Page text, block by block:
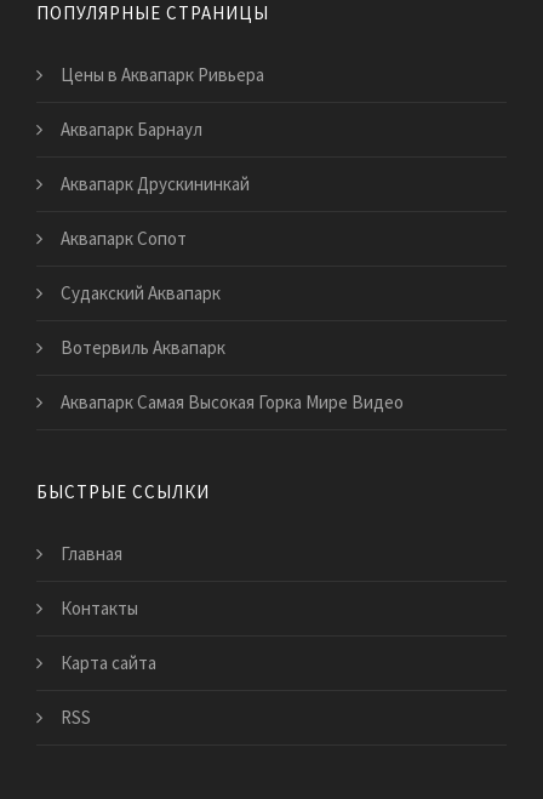
ПОПУЛЯРНЫЕ СТРАНИЦЫ
Цены в Аквапарк Ривьера
Аквапарк Барнаул
Аквапарк Друскининкай
Аквапарк Сопот
Судакский Аквапарк
Вотервиль Аквапарк
Аквапарк Самая Высокая Горка Мире Видео
БЫСТРЫЕ ССЫЛКИ
Главная
Контакты
Карта сайта
RSS